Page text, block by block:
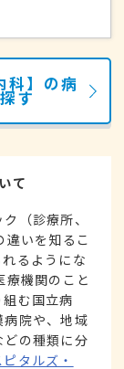
科】の病
す
て
（診療所、
違いを知るこ
るようにな
療機関のこと
む国立病
院や、地域
の種類に分
タルズ・